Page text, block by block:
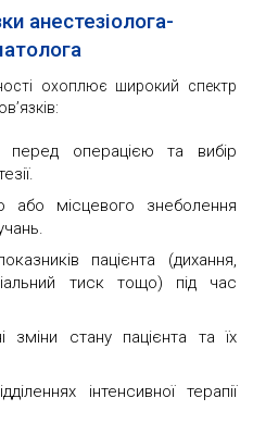
анестезіолога-
охоплює широкий спектр
перед операцією та вибір
або місцевого знеболення
пацієнта (дихання,
тиск тощо) під час
зміни стану пацієнта та їх
інтенсивної терапії